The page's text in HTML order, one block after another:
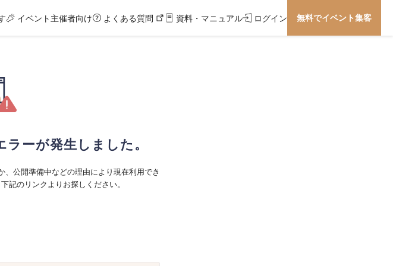
イベント主催者向け よくある質問 資料・マニュアル ログイン 無料でイベント集客
ーが発生しました。
公開準備中などの理由により現在利用でき
記のリンクよりお探しください。